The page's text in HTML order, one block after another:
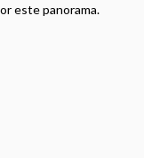
este panorama.